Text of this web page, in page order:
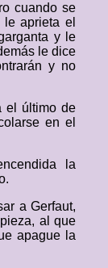
cuando se
aprieta el
y le
le dice
y no
el último de
en el
la
a Gerfaut,
al que
apague la